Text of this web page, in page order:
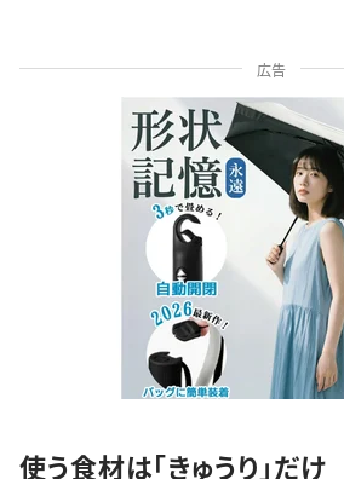
広告
使う食材は「きゅうり」だけ